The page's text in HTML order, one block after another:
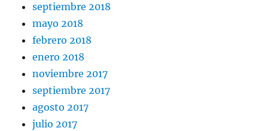
septiembre 2018
mayo 2018
febrero 2018
enero 2018
noviembre 2017
septiembre 2017
agosto 2017
julio 2017